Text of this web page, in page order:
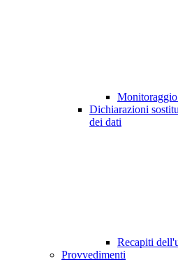
Dichiarazioni
dei dati
Recapiti
Provvedimenti